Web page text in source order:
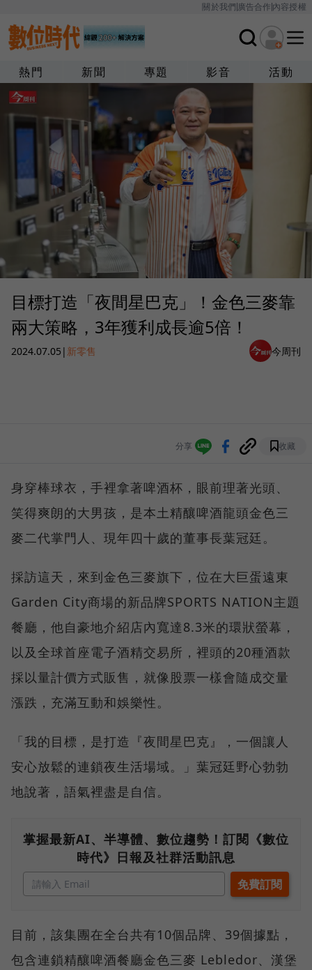
關於我們廣告合作內容授權
熱門 新聞 專題 影音 活動
目標打造「夜間星巴克」！金色三麥靠
兩大策略，3年獲利成長逾5倍！
2024.07.05 | 新零售 今周刊
分享 收藏
身穿棒球衣，手裡拿著啤酒杯，眼前理著光頭、
笑得爽朗的大男孩，是本土精釀啤酒龍頭金色三
麥二代掌門人、現年四十歲的董事長葉冠廷。
採訪這天，來到金色三麥旗下，位在大巨蛋遠東
Garden City商場的新品牌SPORTS NATION主題
餐廳，他自豪地介紹店內寬達8.3米的環狀螢幕，
以及全球首座電子酒精交易所，裡頭的20種酒款
採以量計價方式販售，就像股票一樣會隨成交量
漲跌，充滿互動和娛樂性。
「我的目標，是打造『夜間星巴克』，一個讓人
安心放鬆的連鎖夜生活場域。」葉冠廷野心勃勃
地說著，語氣裡盡是自信。
掌握最新AI、半導體、數位趨勢！訂閱《數位
時代》日報及社群活動訊息
目前，該集團在全台共有10個品牌、39個據點，
包含連鎖精釀啤酒餐廳金色三麥 Lebledor、漢堡